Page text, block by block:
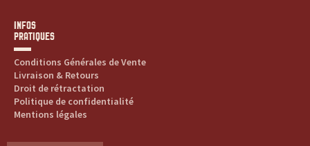
INFOS
PRATIQUES
Conditions Générales de Vente
Livraison & Retours
Droit de rétractation
Politique de confidentialité
Mentions légales